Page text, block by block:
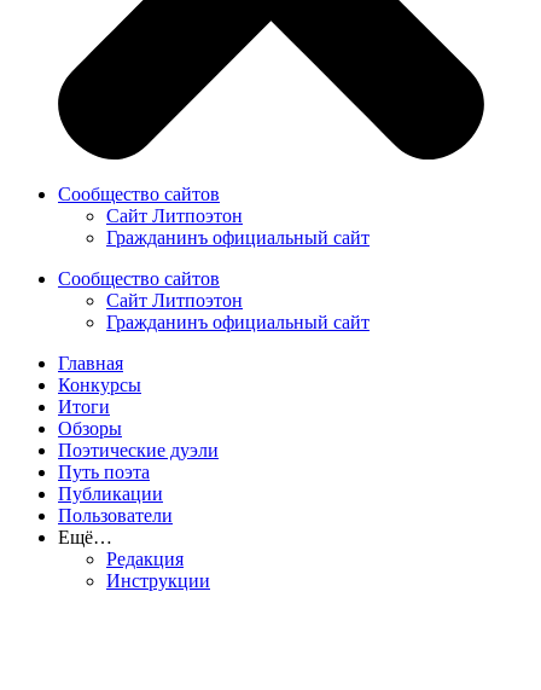
Сообщество сайтов
Сайт Литпоэтон
Гражданинъ официальный сайт
Сообщество сайтов
Сайт Литпоэтон
Гражданинъ официальный сайт
Главная
Конкурсы
Итоги
Обзоры
Поэтические дуэли
Путь поэта
Публикации
Пользователи
Ещё…
Редакция
Инструкции